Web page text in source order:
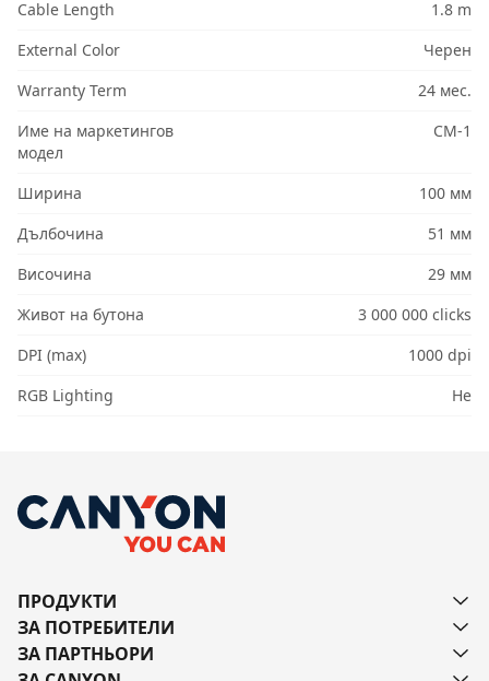
Cable Length
1.8 m
External Color
Черен
Warranty Term
24 мес.
Име на маркетингов
модел
CM-1
Ширина
100 мм
Дълбочина
51 мм
Височина
29 мм
Живот на бутона
3 000 000 clicks
DPI (max)
1000 dpi
RGB Lighting
Не
ПРОДУКТИ
ЗА ПОТРЕБИТЕЛИ
ЗА ПАРТНЬОРИ